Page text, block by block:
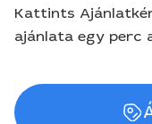
Kattints
ajánlata egy perc